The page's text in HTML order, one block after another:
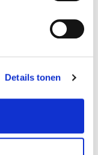
Details tonen